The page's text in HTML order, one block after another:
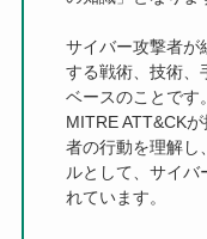
サイバー攻撃者が
する戦術、技術、
ベースのことです。
MITRE ATT&CK
者の行動を理解し
ルとして、サイバ
れています。